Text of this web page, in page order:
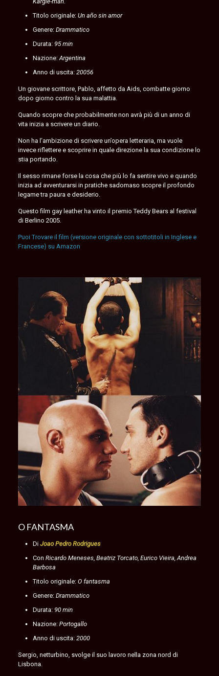
Titolo originale: Un año sin amor
Genere: Drammatico
Durata: 95 min
Nazione:Argentina
Anno di uscita: 20056
Un giovane scrittore, Pablo, affetto da Aids, combatte giorno
dopo giorno contro la sua malattia.
Quando scopre che probabilmente non avrà più di un anno di
vita inizia a scrivere un diario.
Non ha l’ambizione di scrivere un’opera letteraria, ma vuole
invece riflettere e scoprire in quale direzione la sua condizione lo
stia portando.
Il sesso rimane forse la cosa che più lo fa sentire vivo e quando
inizia ad avventurarsi in pratiche sadomaso scopre il profondo
legame tra paura e desiderio.
Questo film gay leather ha vinto il premio Teddy Bears al festival
di Berlino 2005.
Puoi Trovare il film (versione originale con sottotitoli in Inglese e
Francese) su Amazon
O FANTASMA
Di Joao Pedro Rodrigues
Con Ricardo Meneses, Beatriz Torcato, Eurico Vieira, Andrea
Barbosa
Titolo originale: O fantasma
Genere: Drammatico
Durata: 90 min
Nazione:Portogallo
Anno di uscita: 2000
Sergio, netturbino, svolge il suo lavoro nella zona nord di
Lisbona.